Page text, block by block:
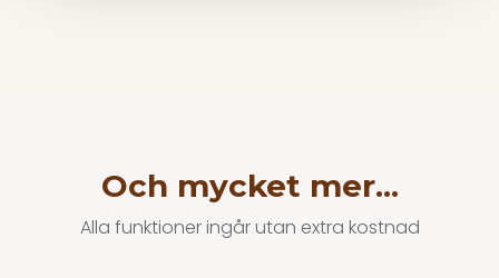
Och mycket mer...
Alla funktioner ingår utan extra kostnad